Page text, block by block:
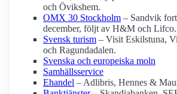
och Övikshem.
OMX 30 Stockholm – Sandvik
december, följt av H&M och Lifco.
Svensk turism – Visit Eskilstuna,
och Ragundadalen.
Svenska och europeiska moln
Samhällsservice
Ehandel – Adlibris, Hennes &